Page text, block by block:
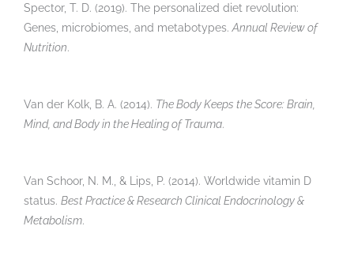
Spector, T. D. (2019). The personalized diet revolution:
Genes, microbiomes, and metabotypes. Annual Review of
Nutrition.
Van der Kolk, B. A. (2014). The Body Keeps the Score: Brain,
Mind, and Body in the Healing of Trauma.
Van Schoor, N. M., & Lips, P. (2014). Worldwide vitamin D
status. Best Practice & Research Clinical Endocrinology &
Metabolism.